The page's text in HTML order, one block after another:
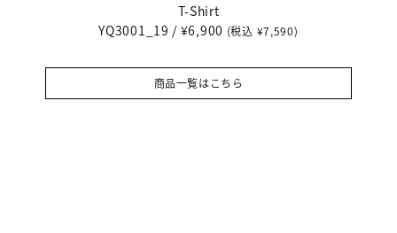
T-Shirt
YQ3001_19 / ¥6,900 (税込 ¥7,590)
商品一覧はこちら